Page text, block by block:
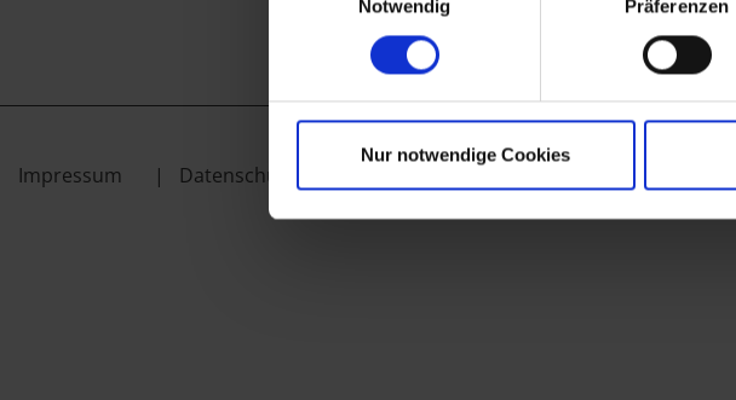
Notwendig
Präferenzen
Nur notwendige Cookies
Impressum Datenschutz AGB